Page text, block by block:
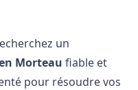
un
Morteau fiable et
pour résoudre vos